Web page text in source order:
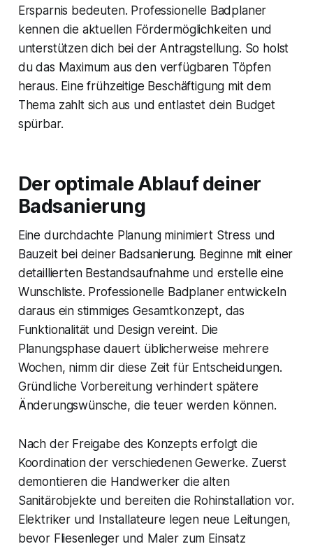
Ersparnis bedeuten. Professionelle Badplaner
kennen die aktuellen Fördermöglichkeiten und
unterstützen dich bei der Antragstellung. So holst
du das Maximum aus den verfügbaren Töpfen
heraus. Eine frühzeitige Beschäftigung mit dem
Thema zahlt sich aus und entlastet dein Budget
spürbar.
Der optimale Ablauf deiner
Badsanierung
Eine durchdachte Planung minimiert Stress und
Bauzeit bei deiner Badsanierung. Beginne mit einer
detaillierten Bestandsaufnahme und erstelle eine
Wunschliste. Professionelle Badplaner entwickeln
daraus ein stimmiges Gesamtkonzept, das
Funktionalität und Design vereint. Die
Planungsphase dauert üblicherweise mehrere
Wochen, nimm dir diese Zeit für Entscheidungen.
Gründliche Vorbereitung verhindert spätere
Änderungswünsche, die teuer werden können.
Nach der Freigabe des Konzepts erfolgt die
Koordination der verschiedenen Gewerke. Zuerst
demontieren die Handwerker die alten
Sanitärobjekte und bereiten die Rohinstallation vor.
Elektriker und Installateure legen neue Leitungen,
bevor Fliesenleger und Maler zum Einsatz